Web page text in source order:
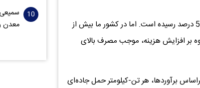
وی ادامه داد: در بسیاری از کشورهای معدنی پیشرو، سهم حمل‌ونقل ریلی به بیش از 50 درصد رسیده است. اما در کشور ما بیش از
بر افزایش هزینه، موجب مصرف بالای
برآوردها، هر تن-کیلومتر حمل جاده‌ای
معدن